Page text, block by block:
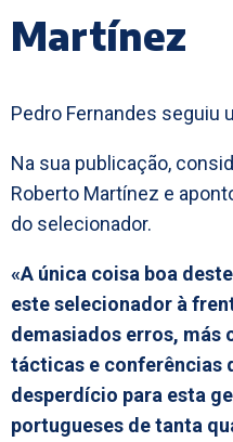
Martínez
Pedro Fernandes seguiu
Na sua publicação,
Roberto Martínez e
do selecionador.
«A única coisa boa
este selecionador à
demasiados erros, más
tácticas e conferências
desperdício para esta
portugueses de tanta